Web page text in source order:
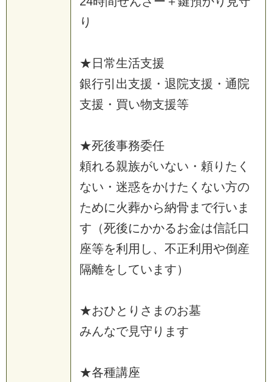
り
★日常生活支援
銀行引出支援・退院支援・通院
支援・買い物支援等
★死後事務委任
頼れる親族がいない・頼りたく
ない・迷惑をかけたくない方の
ために火葬から納骨まで行いま
す（死後にかかるお金は信託口
座等を利用し、不正利用や倒産
隔離をしています）
★おひとりさまのお墓
みんなで見守ります
★各種講座